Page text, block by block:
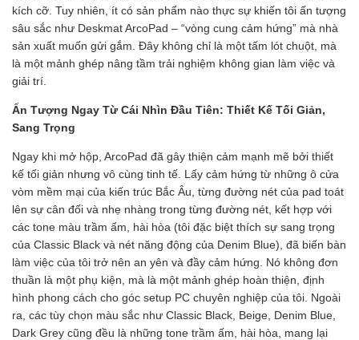
kích cỡ. Tuy nhiên, ít có sản phẩm nào thực sự khiến tôi ấn tượng
sâu sắc như Deskmat ArcoPad – “vòng cung cảm hứng” mà nhà
sản xuất muốn gửi gắm. Đây không chỉ là một tấm lót chuột, mà
là một mảnh ghép nâng tầm trải nghiệm không gian làm việc và
giải trí.
Ấn Tượng Ngay Từ Cái Nhìn Đầu Tiên: Thiết Kế Tối Giản,
Sang Trọng
Ngay khi mở hộp, ArcoPad đã gây thiện cảm mạnh mẽ bởi thiết
kế tối giản nhưng vô cùng tinh tế. Lấy cảm hứng từ những ô cửa
vòm mềm mại của kiến trúc Bắc Âu, từng đường nét của pad toát
lên sự cân đối và nhẹ nhàng trong từng đường nét, kết hợp với
các tone màu trầm ấm, hài hòa (tôi đặc biệt thích sự sang trọng
của Classic Black và nét năng động của Denim Blue), đã biến bàn
làm việc của tôi trở nên an yên và đầy cảm hứng. Nó không đơn
thuần là một phụ kiện, mà là một mảnh ghép hoàn thiện, định
hình phong cách cho góc setup PC chuyên nghiệp của tôi. Ngoài
ra, các tùy chọn màu sắc như Classic Black, Beige, Denim Blue,
Dark Grey cũng đều là những tone trầm ấm, hài hòa, mang lại